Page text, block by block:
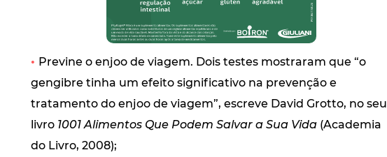
• Previne o enjoo de viagem. Dois testes mostraram que “o
gengibre tinha um efeito significativo na prevenção e
tratamento do enjoo de viagem”, escreve David Grotto, no seu
livro 1001 Alimentos Que Podem Salvar a Sua Vida(Academia
do Livro, 2008);